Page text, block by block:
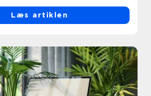
Læs artiklen